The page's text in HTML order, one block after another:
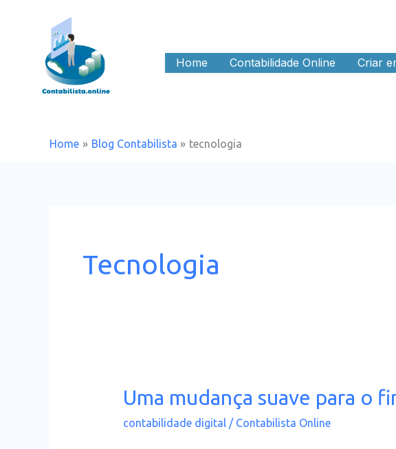
Home Contabilidade Online Criar
Home Blog Contabilista tecnologia
Tecnologia
Uma mudança suave para o
contabilidade digital/ Contabilista Online
Uma